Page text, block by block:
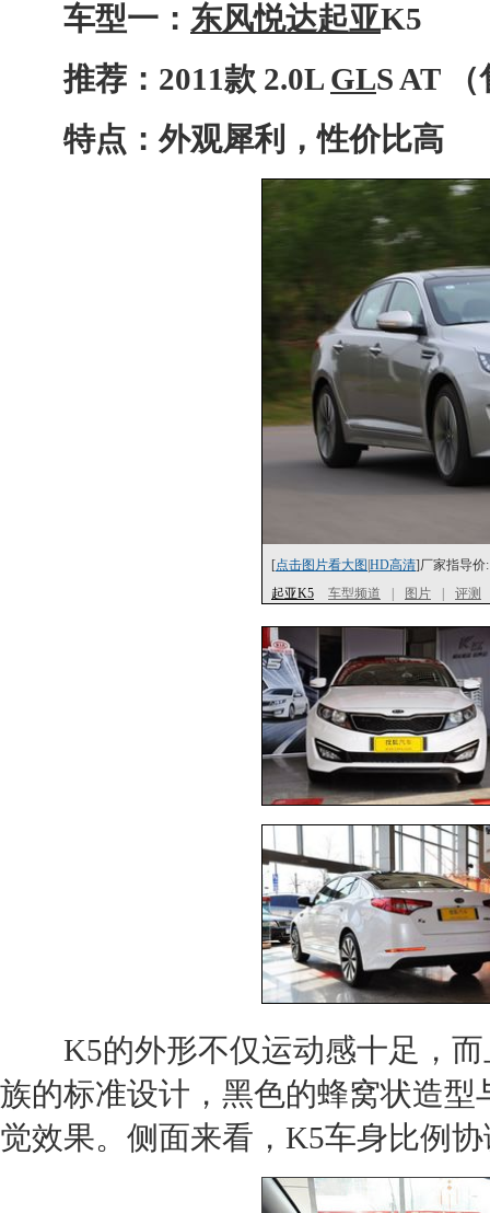
车型一： 东风悦达起亚K5
推荐：2011款 2.0L GLS AT
特点：外观犀利，性价比高
[点击图片看大图 HD高清]厂家指导价:
起亚K5
车型频道 图片 评测
K5的外形不仅运动感十足，
族的标准设计，黑色的蜂窝状造
觉效果。侧面来看， K5车身比例